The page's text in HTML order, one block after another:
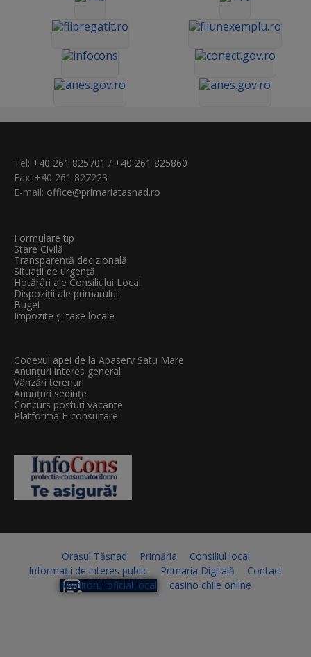
Tel: +40 261 825701 / +40 261 825860
Fax: +40 261 827223
E-mail: office@primariatasnad.ro
Formulare tip
Stare Civilă
Transparenţă decizională
Situații de urgență
Hotărâri ale Consiliului Local
Dispoziții ale primarului
Buget
Impozite și taxe locale
Codexul apei de la Apaserv Satu Mare
Anunțuri interes general
Vânzări terenuri
Anunțuri sedințe
Concurs posturi vacante
Platforma E-consultare
Orașul Tășnad Primăria
Consiliul local
Informații de interes public
Primaria Digitală
Contact
Monitorul oficial local
casino chile online